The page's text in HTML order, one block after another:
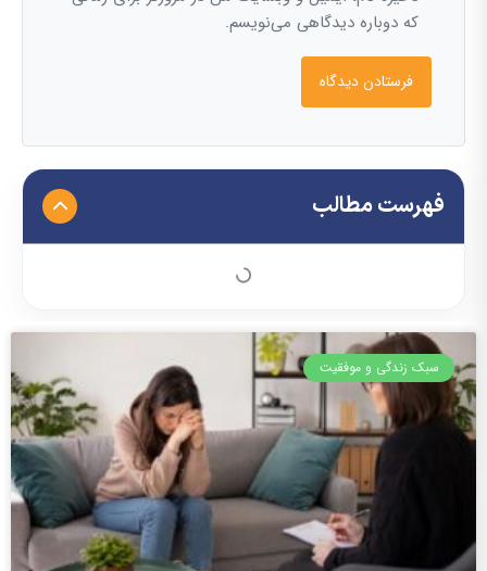
که دوباره دیدگاهی می‌نویسم.
فهرست مطالب
سبک زندگی و موفقیت